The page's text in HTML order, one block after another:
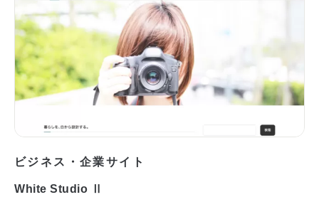
ビジネス・企業サイト
White Studio Ⅱ